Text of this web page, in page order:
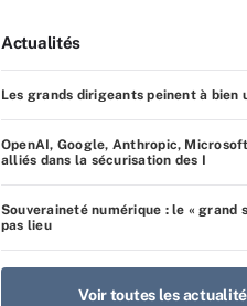
Actualités
Les grands dirigeants peinent à bien
OpenAI, Google, Anthropic,
alliés dans la sécurisation des I
Souveraineté numérique : le « grand
pas lieu
Voir toutes les